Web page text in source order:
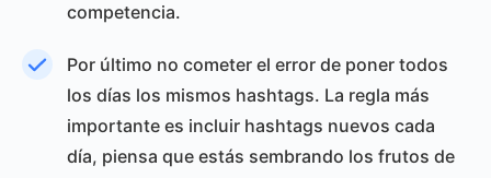
competencia.
Por último no cometer el error de poner todos
los días los mismos hashtags. La regla más
importante es incluir hashtags nuevos cada
día, piensa que estás sembrando los frutos de